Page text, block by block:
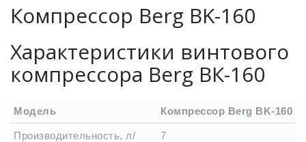
Компрессор Berg BK-160
Характеристики винтового
компрессора Berg ВК-160
Модель Компрессор Berg BK-160
Производительность, л/
7